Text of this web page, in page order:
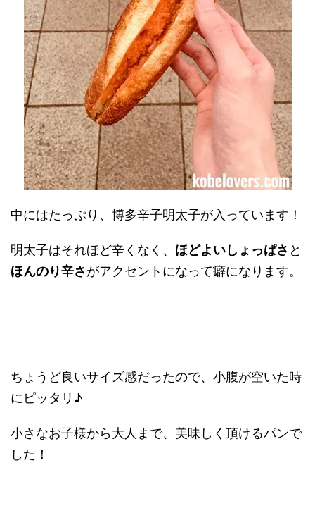
中にはたっぷり、博多辛子明太子が入っています！
明太子はそれほど辛くなく、 ほどよいしょっぱさ と
ほんのり辛さがアクセントになって癖になります。
ちょうど良いサイズ感だったので、小腹が空いた時
にピッタリ♪
小さなお子様から大人まで、美味しく頂けるパンで
した！